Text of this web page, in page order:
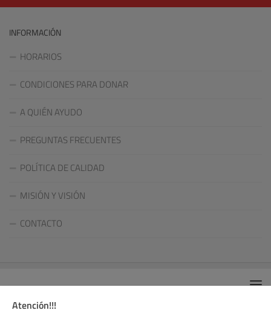
INFORMACIÓN
HORARIOS
CONDICIONES PARA DONAR
A QUIÉN AYUDO
PREGUNTAS FRECUENTES
POLÍTICA DE CALIDAD
MISIÓN Y VISIÓN
CONTACTO
Atención!!!